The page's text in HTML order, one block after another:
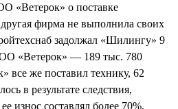
«Ветерок» о поставке
фирма не выполнила своих
задолжал «Шилингу» 9
«Ветерок» — 189 тыс. 780
все же поставил технику, 62
в результате следствия,
износ составлял более 70%.